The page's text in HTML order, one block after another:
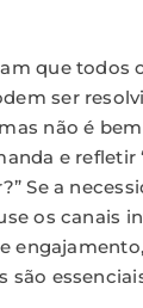
que todos
ser
não é
e refletir
Se a
os canais
engajamento
são